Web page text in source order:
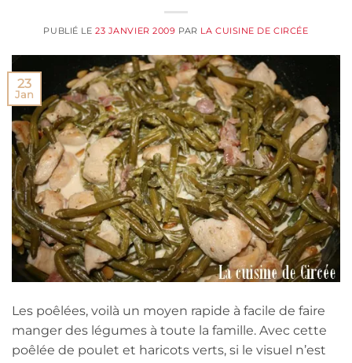
PUBLIÉ LE23 JANVIER 2009 PAR LA CUISINE DE CIRCÉE
23
Jan
Les poêlées, voilà un moyen rapide à facile de faire
manger des légumes à toute la famille. Avec cette
poêlée de poulet et haricots verts, si le visuel n’est